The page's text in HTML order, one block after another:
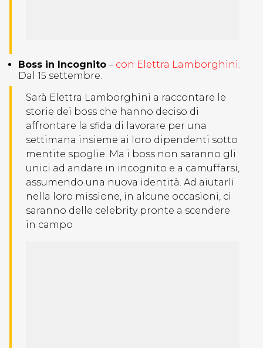
Boss in Incognito – con Elettra Lamborghini.
Dal 15 settembre.
Sarà Elettra Lamborghini a raccontare le
storie dei boss che hanno deciso di
affrontare la sfida di lavorare per una
settimana insieme ai loro dipendenti sotto
mentite spoglie. Ma i boss non saranno gli
unici ad andare in incognito e a camuffarsi,
assumendo una nuova identità. Ad aiutarli
nella loro missione, in alcune occasioni, ci
saranno delle celebrity pronte a scendere
in campo